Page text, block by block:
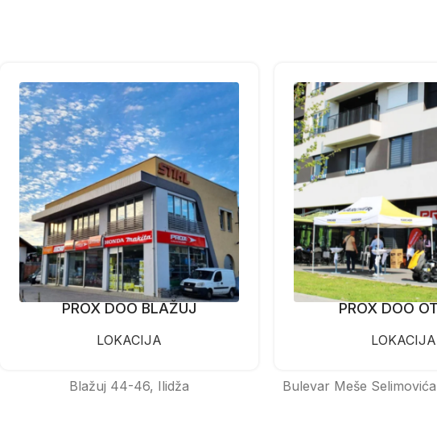
PROX DOO BLAŽUJ
LOKACIJA
Blažuj 44-46, Ilidža
PROX DOO
LOKACIJA
Bulevar Meše